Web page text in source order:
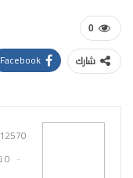
0
شارك Facebook
12570 المشاركات
0 تعليقات